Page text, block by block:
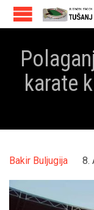
karate
Bakir Buljugija 8.